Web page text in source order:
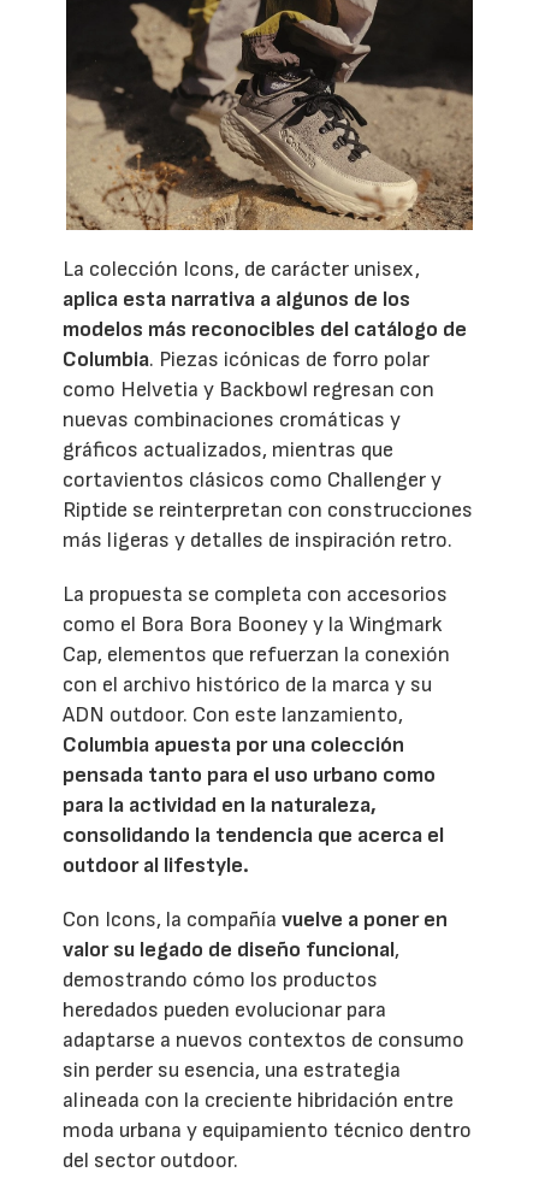
La colección Icons, de carácter unisex,
aplica esta narrativa a algunos de los
modelos más reconocibles del catálogo de
Columbia. Piezas icónicas de forro polar
como Helvetia y Backbowl regresan con
nuevas combinaciones cromáticas y
gráficos actualizados, mientras que
cortavientos clásicos como Challenger y
Riptide se reinterpretan con construcciones
más ligeras y detalles de inspiración retro.
La propuesta se completa con accesorios
como el Bora Bora Booney y la Wingmark
Cap, elementos que refuerzan la conexión
con el archivo histórico de la marca y su
ADN outdoor. Con este lanzamiento,
Columbia apuesta por una colección
pensada tanto para el uso urbano como
para la actividad en la naturaleza,
consolidando la tendencia que acerca el
outdoor al lifestyle.
Con Icons, la compañíavuelve a poner en
valor su legado de diseño funcional,
demostrando cómo los productos
heredados pueden evolucionar para
adaptarse a nuevos contextos de consumo
sin perder su esencia, una estrategia
alineada con la creciente hibridación entre
moda urbana y equipamiento técnico dentro
del sector outdoor.